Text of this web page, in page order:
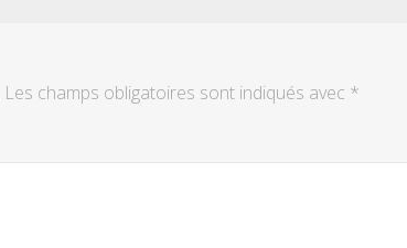
Les champs obligatoires sont indiqués avec *